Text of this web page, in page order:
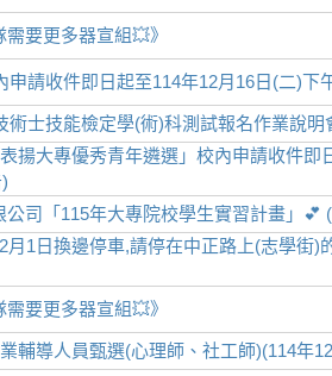
要更多器宣組💥》
請收件即日起至114年12月16日(二)下
術士技能檢定學(術)科測試報名作業說明
揚大專優秀青年遴選」校內申請收件即
公司「115年大專院校學生實習計畫」💕
月1日換邊停車,請停在中正路上(志學街)
要更多器宣組💥》
輔導人員甄選(心理師、社工師)(114年